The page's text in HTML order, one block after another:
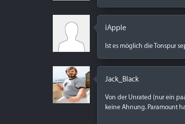
iApple
Ist es möglich die Tonspur
Jack_Black
Von der Unrated (nur ein
keine Ahnung. Paramount